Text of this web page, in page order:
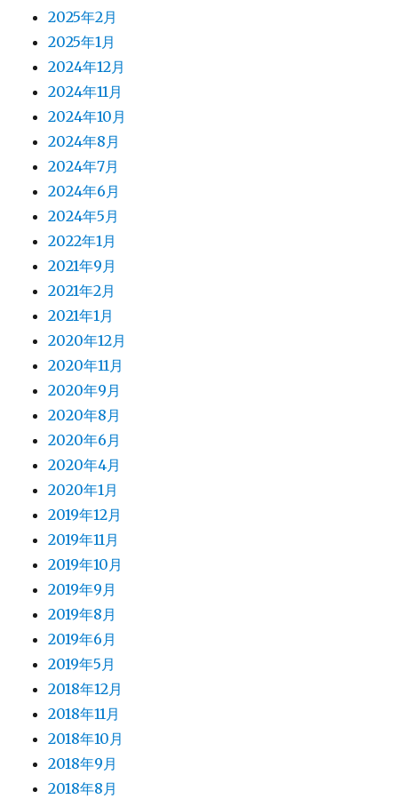
2025年2月
2025年1月
2024年12月
2024年11月
2024年10月
2024年8月
2024年7月
2024年6月
2024年5月
2022年1月
2021年9月
2021年2月
2021年1月
2020年12月
2020年11月
2020年9月
2020年8月
2020年6月
2020年4月
2020年1月
2019年12月
2019年11月
2019年10月
2019年9月
2019年8月
2019年6月
2019年5月
2018年12月
2018年11月
2018年10月
2018年9月
2018年8月